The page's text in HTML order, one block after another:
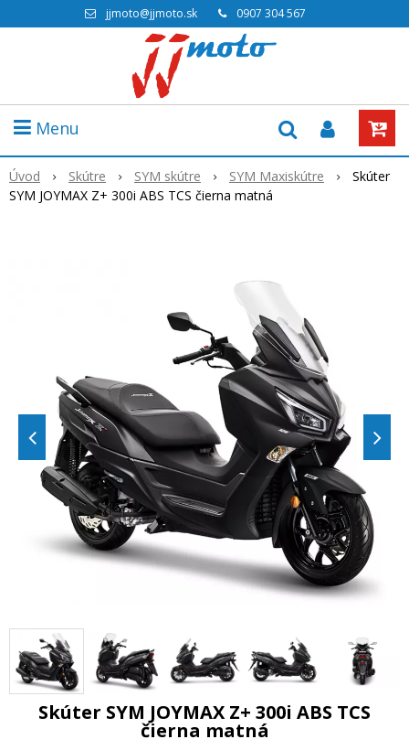
jjmoto@jjmoto.sk 0907 304 567
Menu
Úvod Skútre SYM skútre SYM Maxiskútre
Skúter
SYM JOYMAX Z+ 300i ABS TCS čierna matná
Skúter SYM JOYMAX Z+ 300i ABS TCS
čierna matná